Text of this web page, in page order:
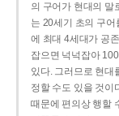
의 구어가 현대의 말
는 20세기 초의 구어
에 최대 4세대가 공
잡으면 넉넉잡아
있다. 그러므로 현대
정할 수도 있을 것이
때문에 편의상 행할